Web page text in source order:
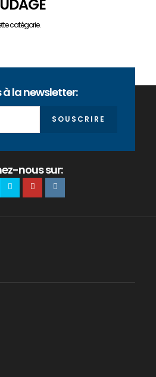
catégorie.
la newsletter:
SOUSCRIRE
nous sur: